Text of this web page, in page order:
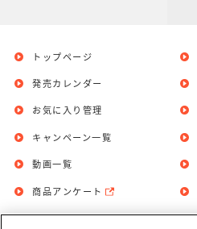
トップページ
発売カレンダー
お気に入り管理
キャンペーン一覧
動画一覧
商品アンケート